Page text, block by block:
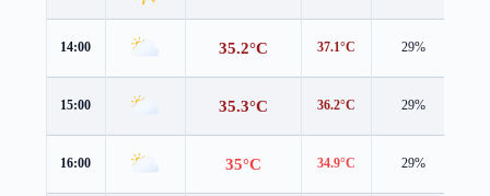
14:00 35.2°C 37.1°C 29%
15:00 35.3°C 36.2°C 29%
16:00 35°C 34.9°C 29%